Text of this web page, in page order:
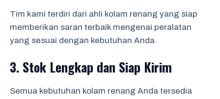
Tim kami terdiri dari ahli kolam renang yang siap
memberikan saran terbaik mengenai peralatan
yang sesuai dengan kebutuhan Anda.
3. Stok Lengkap dan Siap Kirim
Semua kebutuhan kolam renang Anda tersedia